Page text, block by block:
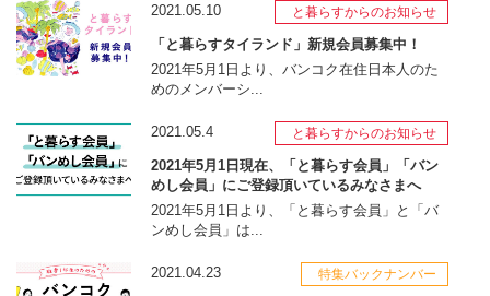
2021.05.10 と暮らすからのお知らせ
「と暮らすタイランド」新規会員募集中！
2021年5月1日より、バンコク在住日本人のた
めのメンバーシ...
2021.05.4 と暮らすからのお知らせ
2021年5月1日現在、「と暮らす会員」「バン
めし会員」にご登録頂いているみなさまへ
2021年5月1日より、「と暮らす会員」と「バ
ンめし会員」は...
2021.04.23 特集バックナンバー